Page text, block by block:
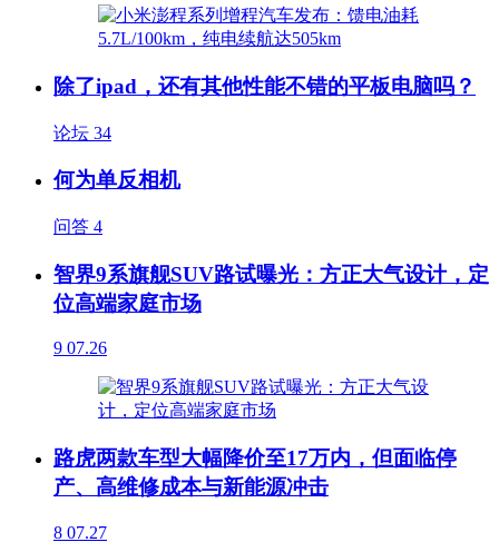
除了ipad，还有其他性能不错的平板电脑吗？
论坛 34
何为单反相机
问答 4
智界9系旗舰SUV路试曝光：方正大气设计，定
位高端家庭市场
9 07.26
路虎两款车型大幅降价至17万内，但面临停
产、高维修成本与新能源冲击
8 07.27